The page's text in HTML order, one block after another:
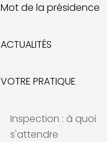
Mot de la présidence
ACTUALITÉS
VOTRE PRATIQUE
Inspection : à quoi
s'attendre